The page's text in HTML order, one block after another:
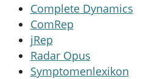
Complete Dynamics
ComRep
jRep
Radar Opus
Symptomenlexikon